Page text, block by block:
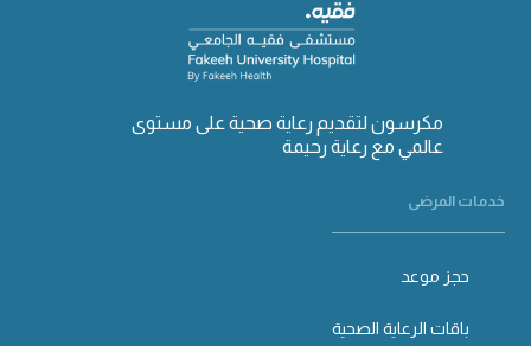
مكرسون لتقديم رعاية صحية على مستوى
عالمي مع رعاية رحيمة
خدمات المرضى
حجز موعد
باقات الرعاية الصحية